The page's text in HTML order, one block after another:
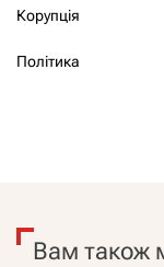
Корупція
Політика
Вам також